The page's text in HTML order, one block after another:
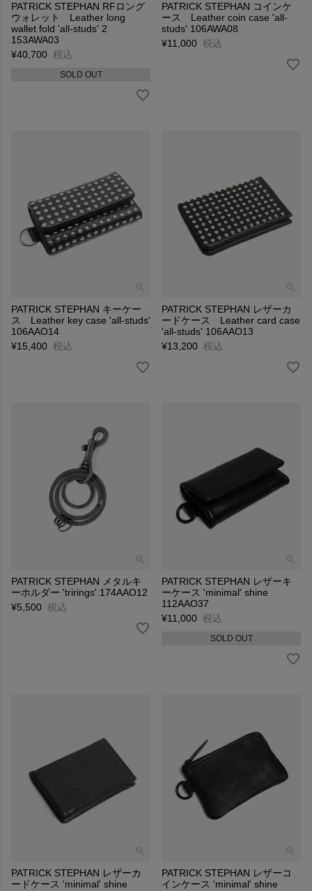
PATRICK STEPHAN RFロング
ウォレット Leather long
wallet fold 'all-studs' 2
153AWA03
¥40,700 税込
SOLD OUT
PATRICK STEPHAN コインケ
ース Leather coin case 'all-
studs' 106AWA08
¥11,000 税込
PATRICK STEPHAN キーケー
ス Leather key case 'all-studs'
106AAO14
¥15,400 税込
PATRICK STEPHAN レザーカ
ードケース Leather card case
'all-studs' 106AAO13
¥13,200 税込
PATRICK STEPHAN メタルキ
ーホルダー 'trirings' 174AAO12
¥5,500 税込
PATRICK STEPHAN レザーキ
ーケース 'minimal' shine
112AAO37
¥11,000 税込
SOLD OUT
PATRICK STEPHAN レザーカ
ードケース 'minimal' shine
PATRICK STEPHAN レザーコ
インケース 'minimal' shine